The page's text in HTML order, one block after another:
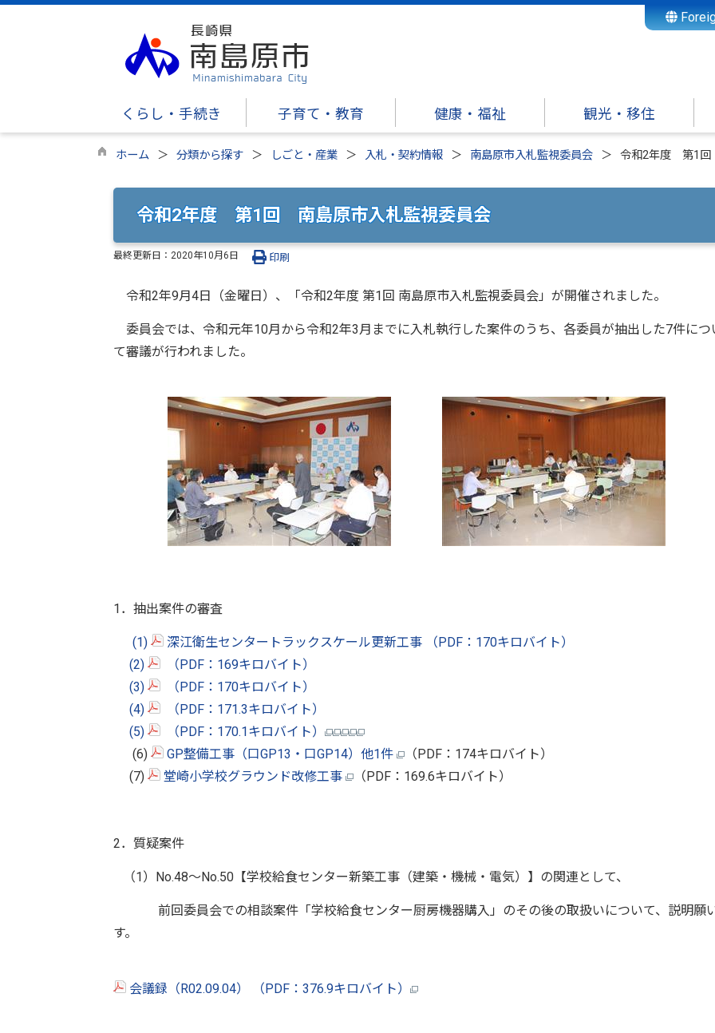
くらし・手続き 子育て・教育 健康・福祉 観光・移住
ホーム 分類から探す しごと・産業 入札・契約情報 南島原市入札監視委員会 令和2年度 第1回
令和2年度 第1回 南島原市入札監視委員会
最終更新日： 2020年10月6日 印刷
令和2年9月4日（金曜日）、「令和2年度 第1回 南島原市入札監視委員会」が開催されました。
委員会では、令和元年10月から令和2年3月までに入札執行した案件のうち、各委員が抽出した7件につ
て審議が行われました。
1．抽出案件の審査
(1)
深江衛生センタートラックスケール更新工事 （PDF：170キロバイト）
(2)
（PDF：169キロバイト）
(3)
（PDF：170キロバイト）
(4)
（PDF：171.3キロバイト）
(5)
（PDF：170.1キロバイト）
(6)
GP整備工事（口GP13・口GP14）他1件
（PDF：174キロバイト）
(7)
堂崎小学校グラウンド改修工事 （PDF：169.6キロバイト）
2．質疑案件
（1）No.48～No.50【学校給食センター新築工事（建築・機械・電気）】の関連として、
前回委員会での相談案件「学校給食センター厨房機器購入」のその後の取扱いについて、説明願
す。
会議録（R02.09.04） （PDF：376.9キロバイト）